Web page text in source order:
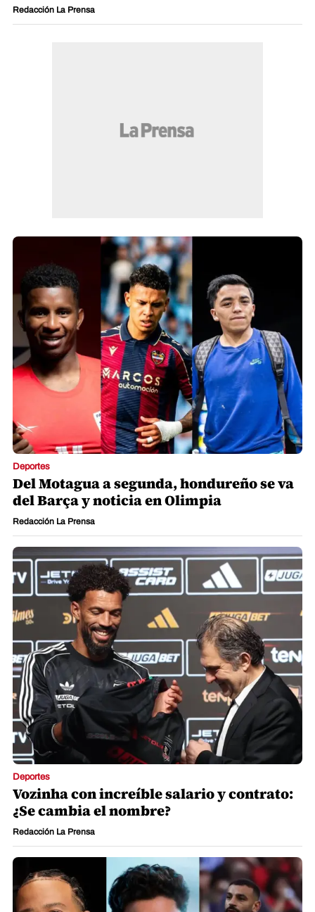
Redacción La Prensa
Deportes
Del Motagua a segunda, hondureño se va
del Barça y noticia en Olimpia
Redacción La Prensa
Deportes
Vozinha con increíble salario y contrato:
¿Se cambia el nombre?
Redacción La Prensa